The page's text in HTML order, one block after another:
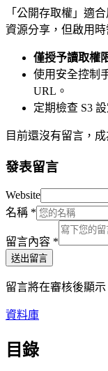
「公開存取權」適
資源分享，但啟用
僅授予讀取權
使用安全控制
URL。
定期檢查 S3
目前還沒有留言，
發表留言
Website
名稱 *
留言內容 *
送出留言
留言將在審核後顯示
資料庫
目錄